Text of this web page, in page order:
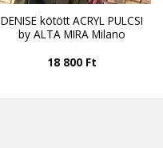
DENISE kötött ACRYL PULCSI
by ALTA MIRA Milano
18 800 Ft